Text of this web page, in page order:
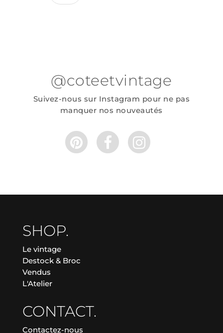
@coteetvintage
Suivez-nous sur Instagram pour ne pas
manquer nos nouveautés
SHOP.
Le vintage
Destock & Broc
Vendus
L'Atelier
CONTACT.
Contactez-nous